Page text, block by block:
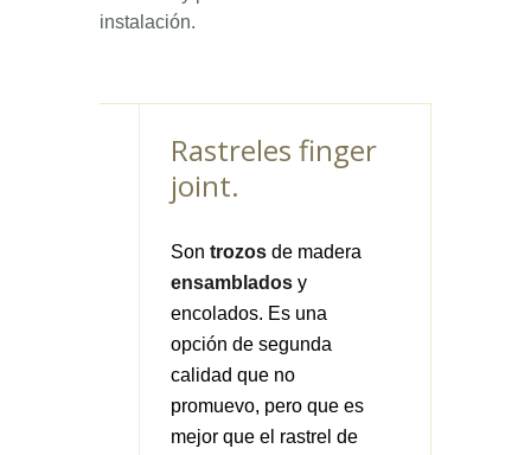
instalación.
Rastreles finger
joint.
Son trozos de madera
ensamblados y
encolados. Es una
opción de segunda
calidad que no
promuevo, pero que es
mejor que el rastrel de